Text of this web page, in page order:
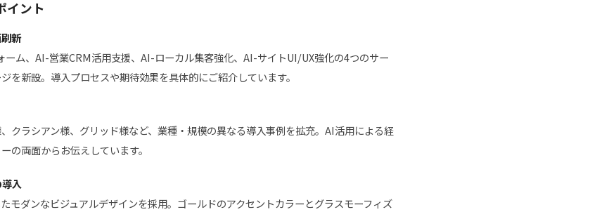
イント
新
ーム、AI-営業CRM活用支援、AI-ローカル集客強化、AI-サイトUI/UX強化の4つのサー
を新設。導入プロセスや期待効果を具体的にご紹介しています。
クラシアン様、グリッド様など、業種・規模の異なる導入事例を拡充。AI活用による経
の両面からお伝えしています。
入
モダンなビジュアルデザインを採用。ゴールドのアクセントカラーとグラスモーフィズ